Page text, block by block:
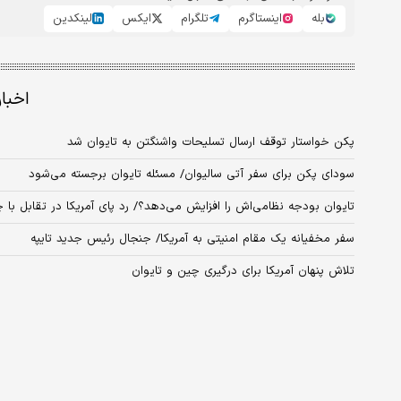
بله
اینستاگرم تلگرام ایکس لینکدین
پکن خواستار توقف ارسال تسلیحات واشنگتن به تایوان شد
سودای پکن برای سفر آتی سالیوان/ مسئله تایوان برجسته می‌شود
تایوان بودجه نظامی‌اش را افزایش می‌دهد؟/ رد پای آمریکا در تقابل با
سفر مخفیانه یک مقام امنیتی به آمریکا/ جنجال رئیس جدید تایپه
تلاش پنهان آمریکا برای درگیری چین و تایوان